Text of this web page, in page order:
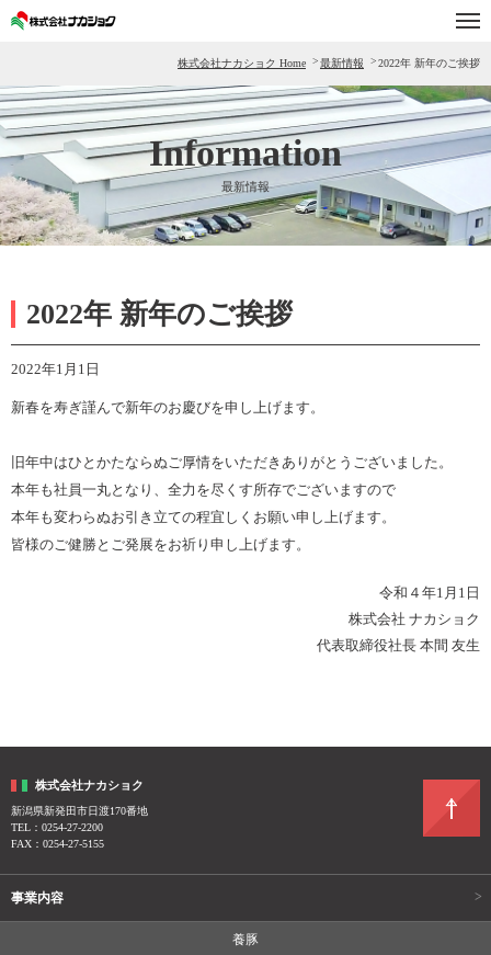
最新情報
事業内容
生産農場
採用情報
フードリサイクル
株式会社ナカショク Home 最新情報 2022年 新年のご挨拶
Information
最新情報
2022年 新年のご挨拶
2022年1月1日
新春を寿ぎ謹んで新年のお慶びを申し上げます。
旧年中はひとかたならぬご厚情をいただきありがとうございました。
本年も社員一丸となり、全力を尽くす所存でございますので
本年も変わらぬお引き立ての程宜しくお願い申し上げます。
皆様のご健勝とご発展をお祈り申し上げます。
令和４年1月1日
株式会社 ナカショク
代表取締役社長 本間 友生
株式会社ナカショク
新潟県新発田市日渡170番地
TEL：0254-27-2200
FAX：0254-27-5155
事業内容
養豚